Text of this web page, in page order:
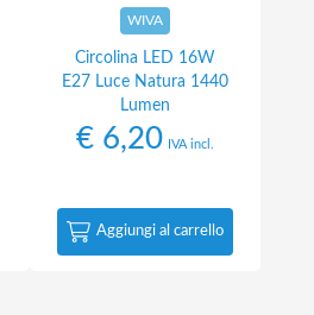
WIVA
Circolina LED 16W
E27 Luce Natura 1440
Lumen
€ 6,20 IVA incl.
Aggiungi al carrello